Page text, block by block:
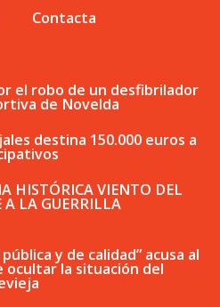
Contacta
el robo de un desfibrilador
de Novelda
destina 150.000 euros a
HISTÓRICA VIENTO DEL
A LA GUERRILLA
y de calidad” acusa al
ocultar la situación del